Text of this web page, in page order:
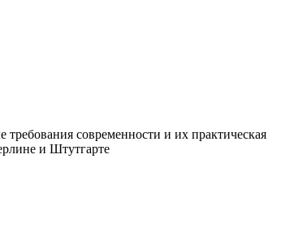
современности и их практическая
и Штутгарте